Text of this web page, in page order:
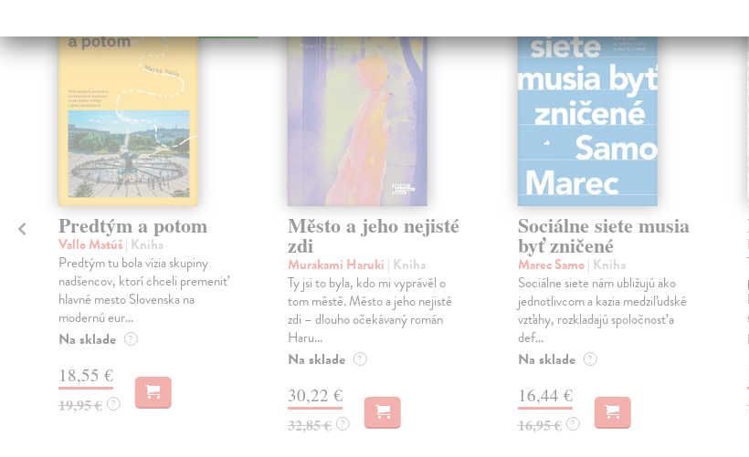
Predtým a potom
Vallo Matúš| Kniha
Predtým tu bola vízia skupiny
nadšencov, ktorí chceli premeniť
hlavné mesto Slovenska na
modernú eur...
Na sklade ?
18,55 €
19,95 € ?
Město a jeho nejisté
zdi
Murakami Haruki | Kniha
Ty jsi to byla, kdo mi vyprávěl o
tom městě. Město a jeho nejisté
zdi – dlouho očekávaný román
Haru...
Na sklade ?
30,22 €
32,85 € ?
Sociálne siete musia
byť zničené
Marec Samo| Kniha
Sociálne siete nám ubližujú ako
jednotlivcom a kazia medziľudské
vzťahy, rozkladajú spoločnosť a
def...
Na sklade ?
16,44 €
16,95 € ?